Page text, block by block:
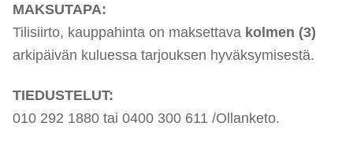
MAKSUTAPA:
Tilisiirto, kauppahinta on maksettava kolmen (3)
arkipäivän kuluessa tarjouksen hyväksymisestä.
TIEDUSTELUT:
010 292 1880 tai 0400 300 611 /Ollanketo.